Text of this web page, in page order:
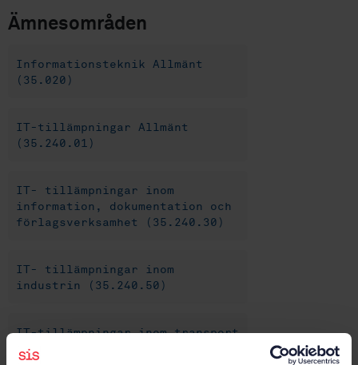
Ämnesområden
Informationsteknik Allmänt
(35.020)
IT-tillämpningar Allmänt
(35.240.01)
IT- tillämpningar inom
information, dokumentation och
förlagsverksamhet (35.240.30)
IT- tillämpningar inom
industrin (35.240.50)
IT-tillämpningar inom transport
(35.240.60)